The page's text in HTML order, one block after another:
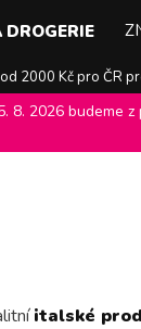
2000 Kč pro ČR
DROGERIE
8. 2026 budeme
italské